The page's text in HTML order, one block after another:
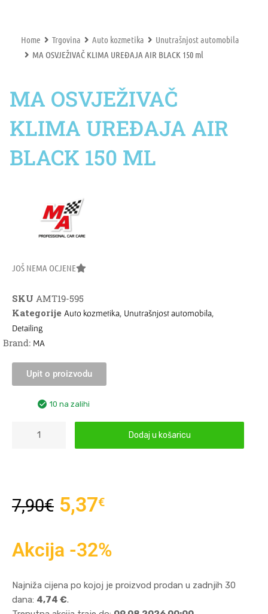
Home Trgovina Auto kozmetika
Unutrašnjost automobila
MA OSVJEŽIVAČ KLIMA UREĐAJA AIR BLACK 150 ml
MA OSVJEŽIVAČ
KLIMA UREĐAJA AIR
BLACK 150 ML
JOŠ NEMA OCJENE
SKU AMT19-595
Kategorije Auto kozmetika, Unutrašnjost automobila,
Detailing
Brand: MA
Upit o proizvodu
10 na zalihi
Dodaj u košaricu
7,90€ 5,37€
Akcija -32%
Najniža cijena po kojoj je proizvod prodan u zadnjih 30
dana: 4,74 €.